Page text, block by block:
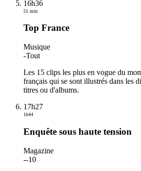
16h36
51 min
Top France
Musique
-Tout
Les 15 clips les plus en vogue du
français qui se sont illustrés dans les
titres ou d'albums.
17h27
1h44
Enquête sous haute tension
Magazine
--10